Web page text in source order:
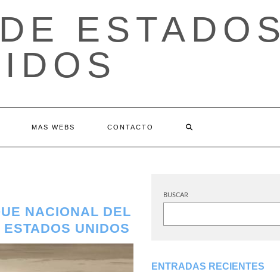
ESTADOS
MAS WEBS CONTACTO
NACIONAL DEL
UNIDOS
BUSCAR
ENTRADAS RECIENTES